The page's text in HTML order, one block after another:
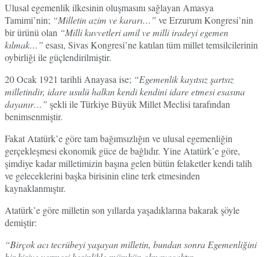
Ulusal egemenlik ilkesinin oluşmasını sağlayan Amasya
Tamimi’nin; “Milletin azim ve kararı…” ve Erzurum Kongresi’nin
bir ürünü olan “Milli kuvvetleri amil ve milli iradeyi egemen
kılmak…” esası, Sivas Kongresi’ne katılan tüm millet temsilcilerinin
oybirliği ile güçlendirilmiştir.
20 Ocak 1921 tarihli Anayasa ise; “Egemenlik kayıtsız şartsız
milletindir, idare usulü halkın kendi kendini idare etmesi esasına
dayanır…” şekli ile Türkiye Büyük Millet Meclisi tarafından
benimsenmiştir.
Fakat Atatürk’e göre tam bağımsızlığın ve ulusal egemenliğin
gerçekleşmesi ekonomik güce de bağlıdır. Yine Atatürk’e göre,
şimdiye kadar milletimizin başına gelen bütün felaketler kendi talih
ve geleceklerini başka birisinin eline terk etmesinden
kaynaklanmıştır.
Atatürk’e göre milletin son yıllarda yaşadıklarına bakarak şöyle
demiştir:
“Birçok acı tecrübeyi yaşayan milletin, bundan sonra Egemenliğini